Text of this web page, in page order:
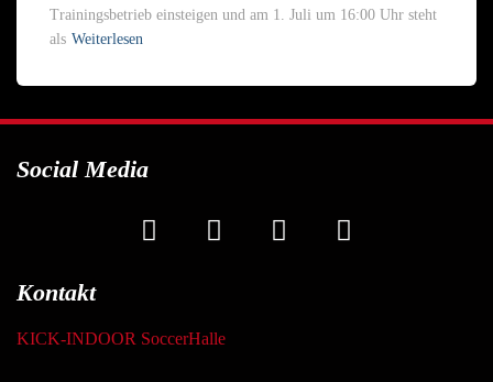
Trainingsbetrieb einsteigen und am 1. Juli um 16:00 Uhr steht
als Weiterlesen
Social Media
Kontakt
KICK-INDOOR SoccerHalle